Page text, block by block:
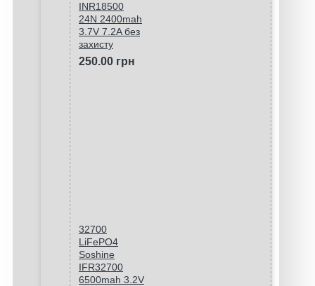
INR18500
24N 2400mah
3.7V 7.2A без
захисту
250.00 грн
32700
LiFePO4
Soshine
IFR32700
6500mah 3.2V